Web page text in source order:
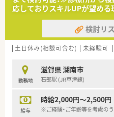
応しておりスキルUPが望め
検討リ
土日休み(相談可含む) 未経験可
勤務地
滋賀県 湖南市
石部駅 (JR草津線)
給与
時給2,000円～2,500円
※ご経験・ご年齢等を考慮の